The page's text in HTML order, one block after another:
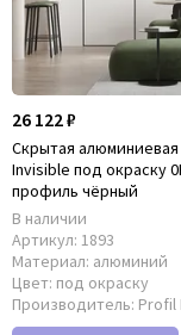
26 122 ₽
Скрытая
Invisible под окраску
профиль чёрный
В наличии
Артикул: 1893
Материал: алюминий
Цвет: под окраску
Производитель: Profil